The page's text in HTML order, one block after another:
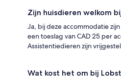
Zijn huisdieren welkom
Ja, bij deze accommodatie
een toeslag van CAD 25 per
Assistentiedieren zijn
Wat kost het om bij